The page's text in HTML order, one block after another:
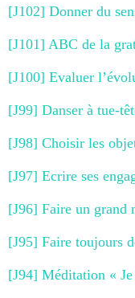
[J102] Donner du
[J101] ABC de la
[J100] Evaluer
[J99] Danser à tue-
[J98] Choisir les
[J97] Ecrire ses
[J96] Faire un grand
[J95] Faire toujours
[J94] Méditation « Je